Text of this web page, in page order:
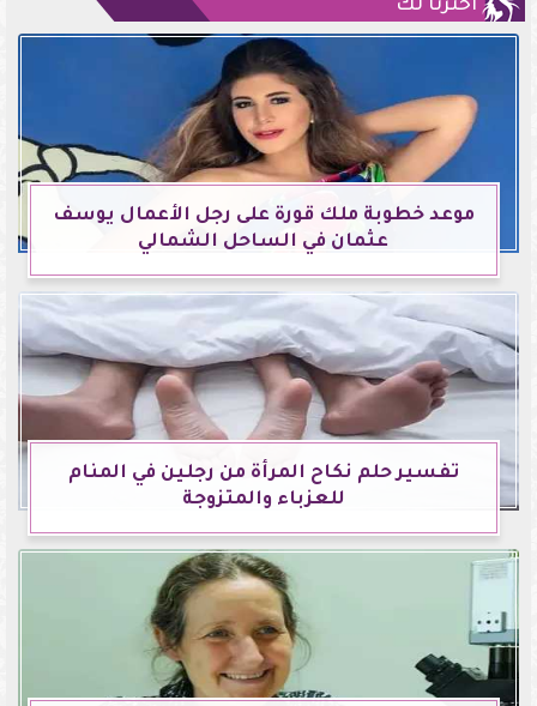
اخترنا لك
موعد خطوبة ملك قورة على رجل الأعمال يوسف
عثمان في الساحل الشمالي
تفسير حلم نكاح المرأة من رجلين في المنام
للعزباء والمتزوجة